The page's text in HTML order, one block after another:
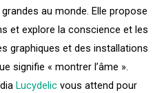
au monde. Elle propose
et explore la conscience et les
graphiques et des installations
signifie « montrer l’âme ».
Lucydelic vous attend pour